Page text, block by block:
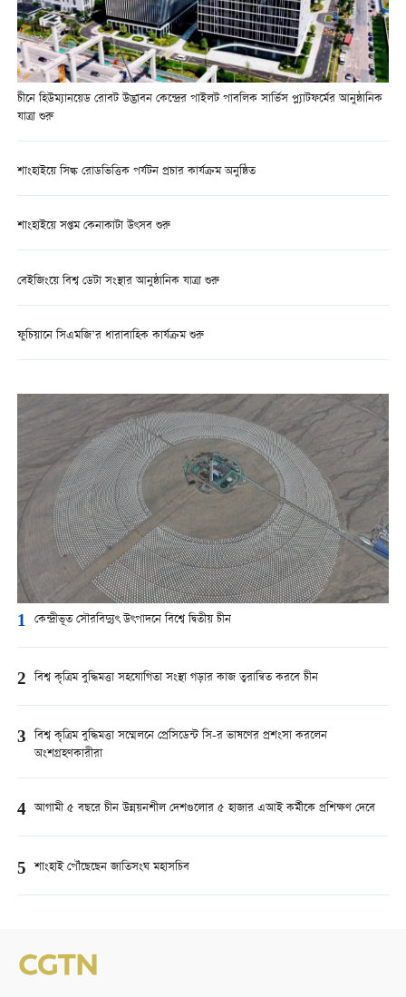
চীনে হিউম্যানয়েড রোবট উদ্ভাবন কেন্দ্রের পাইলট পাবলিক সার্ভিস প্ল্যাটফর্মের আনুষ্ঠানিক
যাত্রা শুরু
শাংহাইয়ে সিল্ক রোডভিত্তিক পর্যটন প্রচার কার্যক্রম অনুষ্ঠিত
শাংহাইয়ে সপ্তম কেনাকাটা উৎসব শুরু
বেইজিংয়ে বিশ্ব ডেটা সংস্থার আনুষ্ঠানিক যাত্রা শুরু
ফুচিয়ানে সিএমজি’র ধারাবাহিক কার্যক্রম শুরু
1 কেন্দ্রীভূত সৌরবিদ্যুৎ উৎপাদনে বিশ্বে দ্বিতীয় চীন
2 বিশ্ব কৃত্রিম বুদ্ধিমত্তা সহযোগিতা সংস্থা গড়ার কাজ ত্বরান্বিত করবে চীন
3 বিশ্ব কৃত্রিম বুদ্ধিমত্তা সম্মেলনে প্রেসিডেন্ট সি-র ভাষণের প্রশংসা করলেন
অংশগ্রহণকারীরা
4 আগামী ৫ বছরে চীন উন্নয়নশীল দেশগুলোর ৫ হাজার এআই কর্মীকে প্রশিক্ষণ দেবে
5 শাংহাই পৌঁছেছেন জাতিসংঘ মহাসচিব